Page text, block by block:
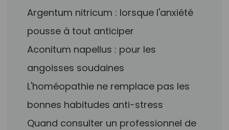
Argentum nitricum : lorsque l'anxiété
pousse à tout anticiper
Aconitum napellus : pour les
angoisses soudaines
L'homéopathie ne remplace pas les
bonnes habitudes anti-stress
Quand consulter un professionnel de